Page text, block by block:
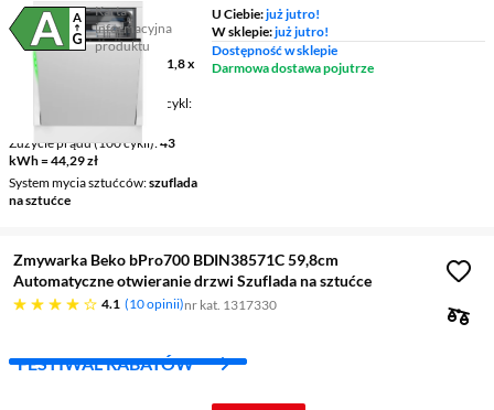
Karta
informacyjna
produktu
Plik w formacie pdf
(otworzy się w nowym oknie)
Wymiary (SxWxG)
59,8 x 81,8 x
55 cm
Pojemność/Zużycie wody - cykl
14 kpl. / 8,9 l
Zużycie prądu (100 cykli) 43
kWh = 44,29 zł
System mycia sztućców szuflada
na sztućce
U Ciebie:już jutro!
W sklepie:już jutro!
Dostępność w sklepie
Darmowa dostawa pojutrze
Zmywarka Beko bPro700 BDIN38571C 59,8cm
Automatyczne otwieranie drzwi Szuflada na sztućce
4.1
4.1 gwiazdek 10 opinii nr kat. 1317330
FESTIWAL RABATÓW